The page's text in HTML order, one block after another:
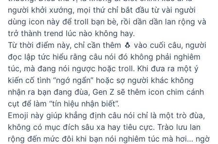
người khởi xướng, mọi thứ chỉ bắt đầu từ vài người
dùng icon này để troll bạn bè, rồi dần dần lan rộng và
trở thành trend lúc nào không hay.
Từ thời điểm này, chỉ cần thêm 🐧 vào cuối câu, người
đọc lập tức hiểu rằng câu nói đó không phải nghiêm
túc, mà đang nói ngược hoặc troll. Khi đưa ra một ý
kiến cố tình “ngớ ngẩn” hoặc sợ người khác không
nhận ra bạn đang đùa, Gen Z sẽ thêm icon chim cánh
cụt để làm “tín hiệu nhận biết”.
Emoji này giúp khẳng định câu nói chỉ là một trò đùa,
không có mục đích sâu xa hay tiêu cực. Trào lưu lan
rộng đến mức đôi khi bạn nói nghiêm túc mà hơi… ngờ